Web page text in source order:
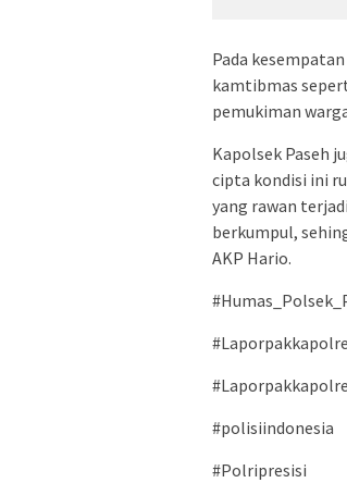
Pada
kamtibmas
pemukiman
Kapolsek Paseh
cipta kondisi ini
yang rawan
berkumpul,
AKP Hario.
#polisiindonesia
#Polripresisi